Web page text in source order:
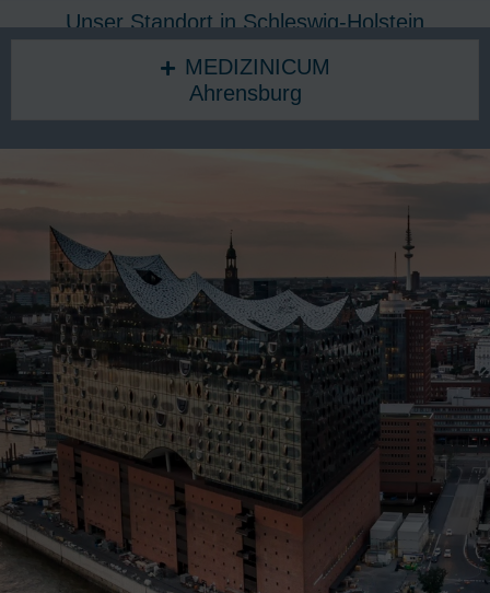
Unser Standort in Schleswig-Holstein
MEDIZINICUM
Ahrensburg